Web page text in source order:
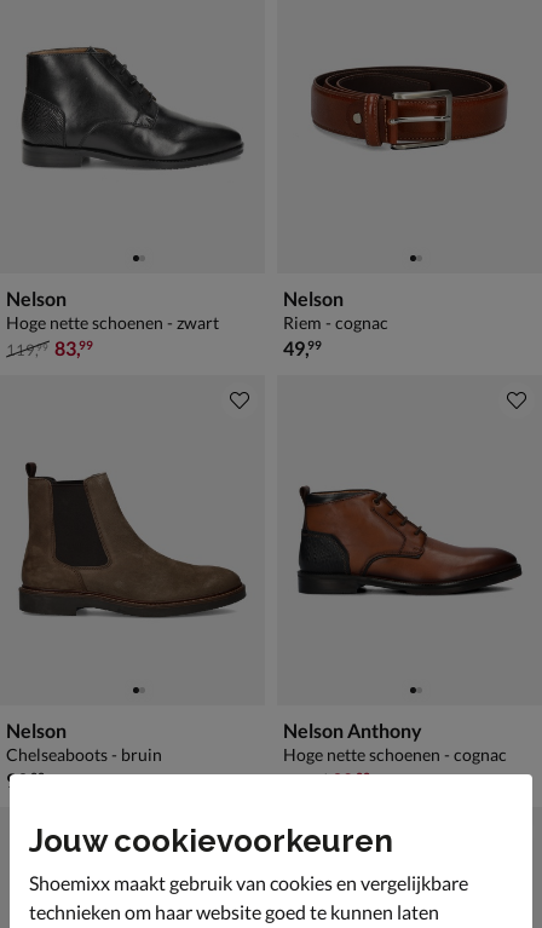
Nelson
Hoge nette schoenen - zwart
van € 119,99 voor € 83,99
119,99 83,99
Nelson
Riem - cognac
€ 49,99
49,99
Nelson
Chelseaboots - bruin
€ 99,99
99,99
Nelson Anthony
Hoge nette schoenen - cognac
van € 129,99 voor € 90,99
90,99
Jouw cookievoorkeuren
Shoemixx maakt gebruik van cookies en vergelijkbare
technieken om haar website goed te kunnen laten